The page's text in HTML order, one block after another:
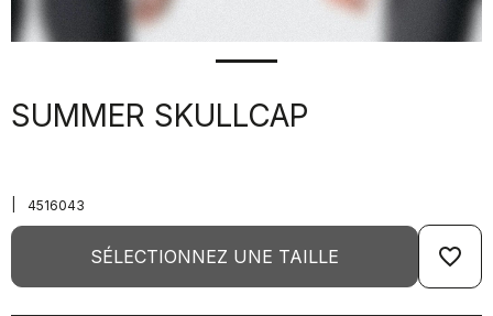
SUMMER SKULLCAP
4516043
SÉLECTIONNEZ UNE TAILLE favorite_border